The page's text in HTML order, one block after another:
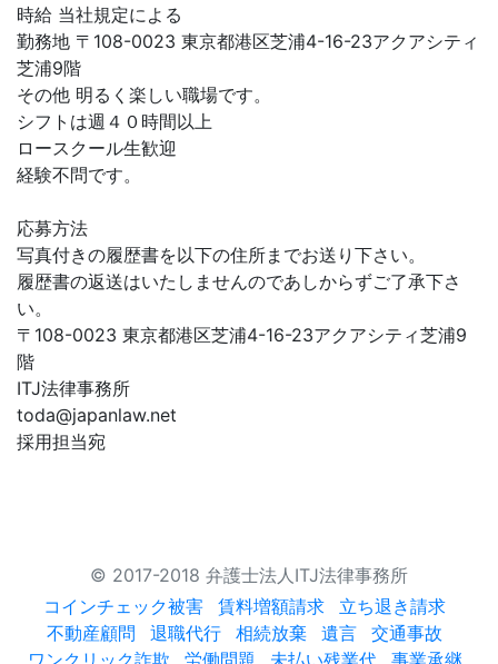
時給 当社規定による
勤務地 〒108-0023 東京都港区芝浦4-16-23アクアシティ
芝浦9階
その他 明るく楽しい職場です。
シフトは週４０時間以上
ロースクール生歓迎
経験不問です。
応募方法
写真付きの履歴書を以下の住所までお送り下さい。
履歴書の返送はいたしませんのであしからずご了承下さ
い。
〒108-0023 東京都港区芝浦4-16-23アクアシティ芝浦9
階
ITJ法律事務所
toda@japanlaw.net
採用担当宛
© 2017-2018 弁護士法人ITJ法律事務所
コインチェック被害
賃料増額請求
立ち退き請求
不動産顧問
退職代行 相続放棄 遺言
交通事故
ワンクリック詐欺
労働問題 未払い残業代 事業承継